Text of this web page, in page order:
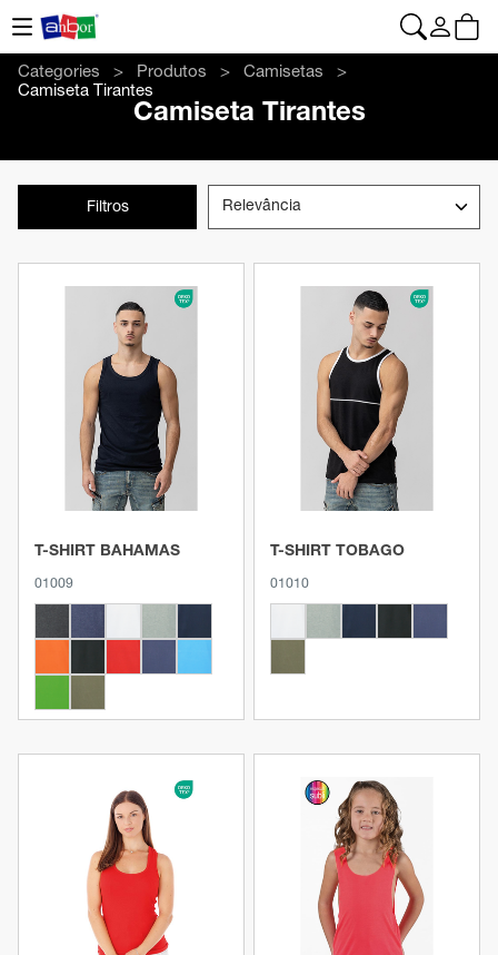
Categories Produtos
Camisetas
Camiseta Tirantes
Camiseta Tirantes
Filtros
Ver produto
T-SHIRT BAHAMAS
01009
Ver produto
T-SHIRT TOBAGO
01010
Ver produto Ver produto